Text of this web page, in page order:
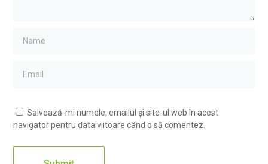
Salvează-mi numele, emailul și site-ul web în acest
navigator pentru data viitoare când o să comentez.